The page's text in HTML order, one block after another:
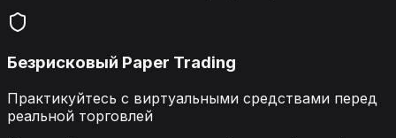
Безрисковый Paper Trading
Практикуйтесь с виртуальными средствами перед
реальной торговлей